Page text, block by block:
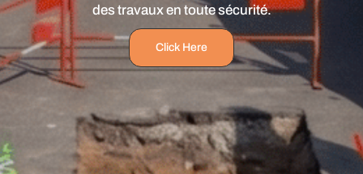
des travaux en toute sécurité.
Click Here